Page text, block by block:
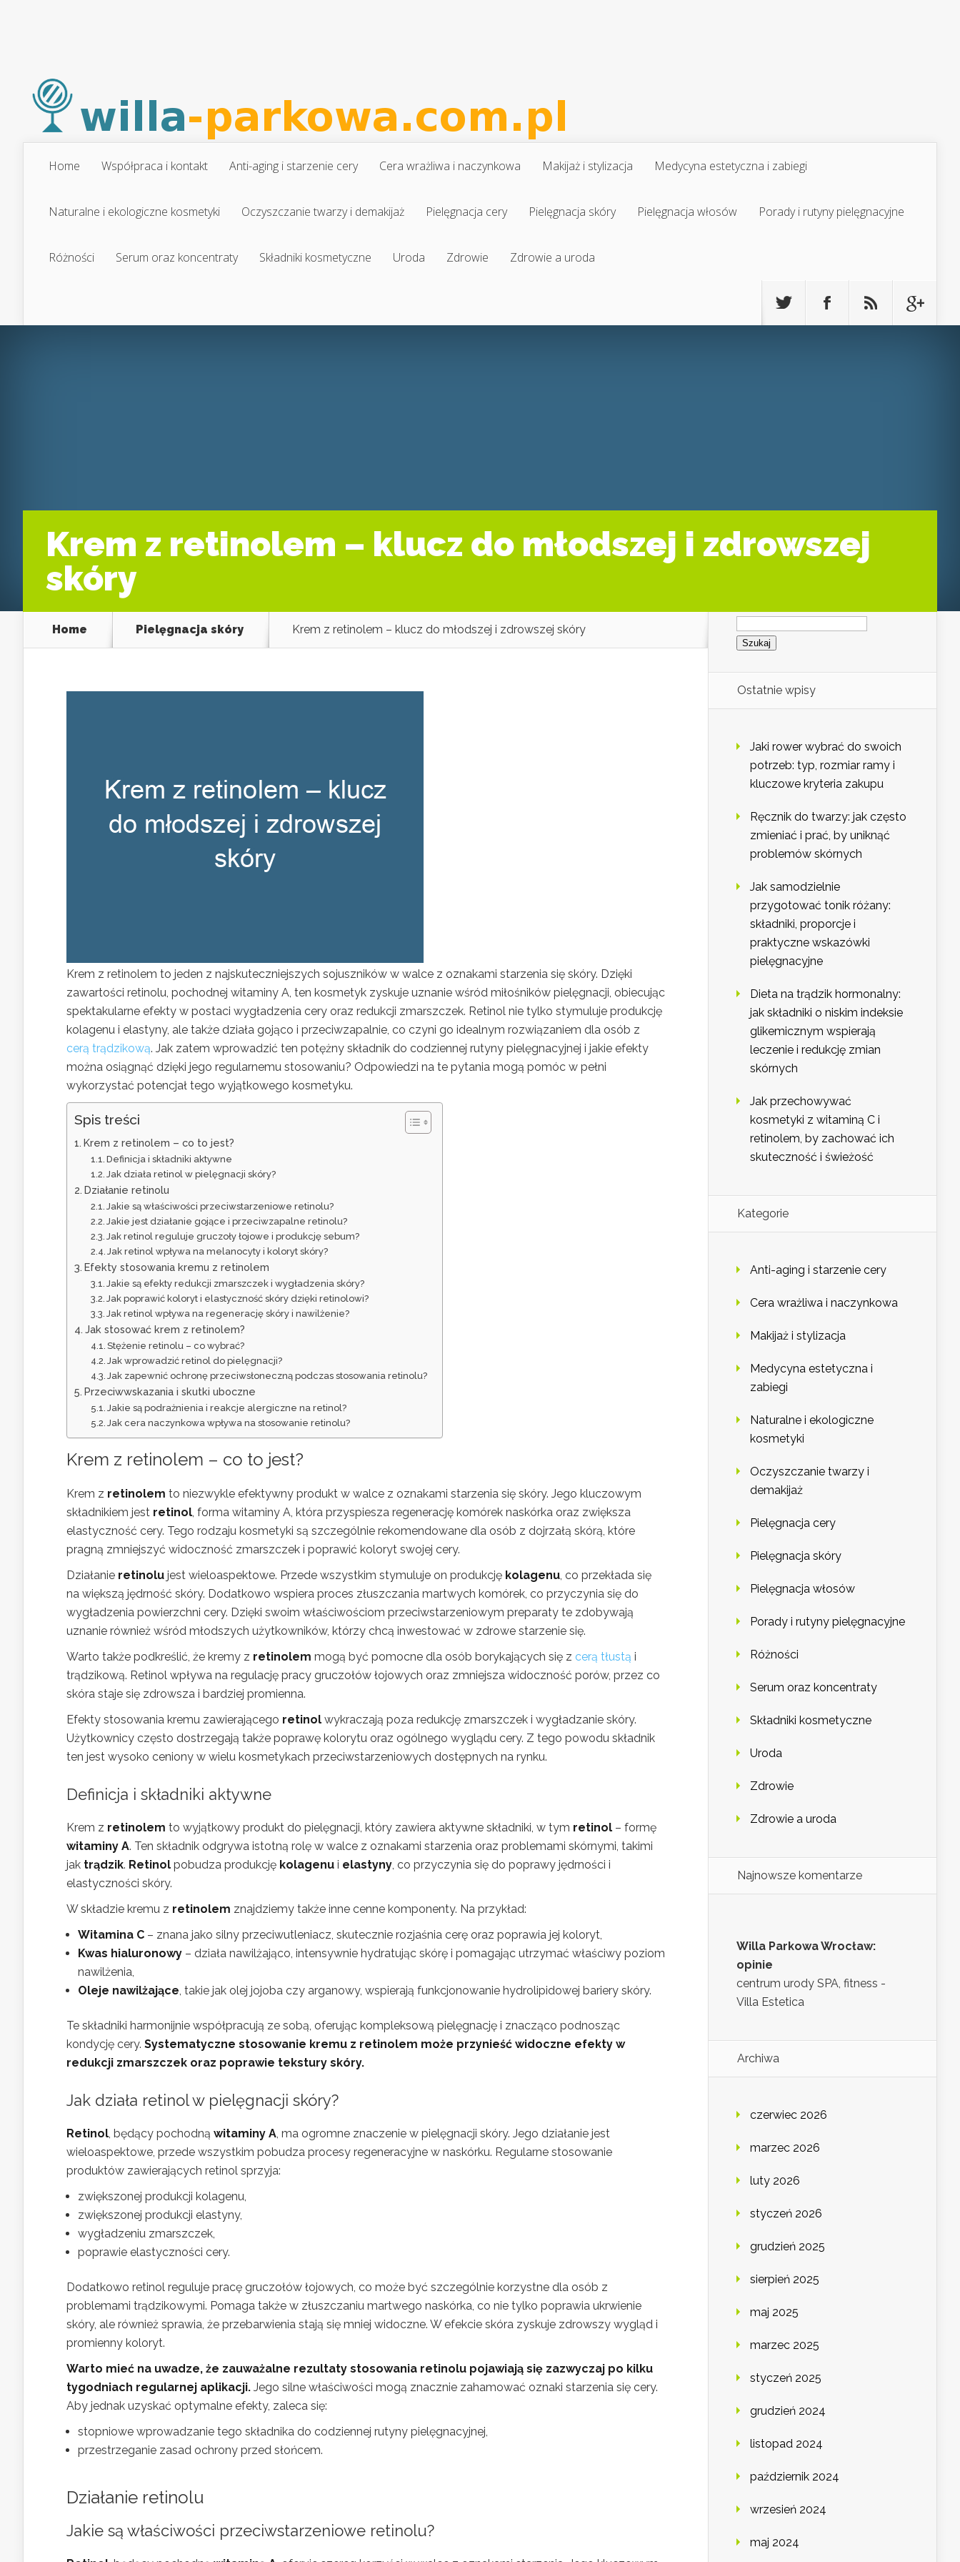
Home Współpraca i kontakt Anti-aging i starzenie cery Cera wrażliwa i naczynkowa Makijaż i stylizacja Medycyna estetyczna i zabiegi
Naturalne i ekologiczne kosmetyki Oczyszczanie twarzy i demakijaż Pielęgnacja cery Pielęgnacja skóry Pielęgnacja włosów Porady i rutyny pielęgnacyjne
Różności Serum oraz koncentraty Składniki kosmetyczne Uroda Zdrowie Zdrowie a uroda
Krem z retinolem – klucz do młodszej i zdrowszej
skóry
Home Pielęgnacja skóry Krem z retinolem – klucz do młodszej i zdrowszej skóry
Krem z retinolem to jeden z najskuteczniejszych sojuszników w walce z oznakami starzenia się skóry. Dzięki
zawartości retinolu, pochodnej witaminy A, ten kosmetyk zyskuje uznanie wśród miłośników pielęgnacji, obiecując
spektakularne efekty w postaci wygładzenia cery oraz redukcji zmarszczek. Retinol nie tylko stymuluje produkcję
kolagenu i elastyny, ale także działa gojąco i przeciwzapalnie, co czyni go idealnym rozwiązaniem dla osób z
cerą trądzikową. Jak zatem wprowadzić ten potężny składnik do codziennej rutyny pielęgnacyjnej i jakie efekty
można osiągnąć dzięki jego regularnemu stosowaniu? Odpowiedzi na te pytania mogą pomóc w pełni
wykorzystać potencjał tego wyjątkowego kosmetyku.
Spis treści
Krem z retinolem – co to jest?
Definicja i składniki aktywne
Jak działa retinol w pielęgnacji skóry?
Działanie retinolu
Jakie są właściwości przeciwstarzeniowe retinolu?
Jakie jest działanie gojące i przeciwzapalne retinolu?
Jak retinol reguluje gruczoły łojowe i produkcję sebum?
Jak retinol wpływa na melanocyty i koloryt skóry?
Efekty stosowania kremu z retinolem
Jakie są efekty redukcji zmarszczek i wygładzenia skóry?
Jak poprawić koloryt i elastyczność skóry dzięki retinolowi?
Jak retinol wpływa na regenerację skóry i nawilżenie?
Jak stosować krem z retinolem?
Stężenie retinolu – co wybrać?
Jak wprowadzić retinol do pielęgnacji?
Jak zapewnić ochronę przeciwsłoneczną podczas stosowania retinolu?
Przeciwwskazania i skutki uboczne
Jakie są podrażnienia i reakcje alergiczne na retinol?
Jak cera naczynkowa wpływa na stosowanie retinolu?
Krem z retinolem – co to jest?
Krem z retinolem to niezwykle efektywny produkt w walce z oznakami starzenia się skóry. Jego kluczowym
składnikiem jest retinol, forma witaminy A, która przyspiesza regenerację komórek naskórka oraz zwiększa
elastyczność cery. Tego rodzaju kosmetyki są szczególnie rekomendowane dla osób z dojrzałą skórą, które
pragną zmniejszyć widoczność zmarszczek i poprawić koloryt swojej cery.
Działanie retinolu jest wieloaspektowe. Przede wszystkim stymuluje on produkcję kolagenu, co przekłada się
na większą jędrność skóry. Dodatkowo wspiera proces złuszczania martwych komórek, co przyczynia się do
wygładzenia powierzchni cery. Dzięki swoim właściwościom przeciwstarzeniowym preparaty te zdobywają
uznanie również wśród młodszych użytkowników, którzy chcą inwestować w zdrowe starzenie się.
Warto także podkreślić, że kremy z retinolem mogą być pomocne dla osób borykających się z cerą tłustą i
trądzikową. Retinol wpływa na regulację pracy gruczołów łojowych oraz zmniejsza widoczność porów, przez co
skóra staje się zdrowsza i bardziej promienna.
Efekty stosowania kremu zawierającego retinol wykraczają poza redukcję zmarszczek i wygładzanie skóry.
Użytkownicy często dostrzegają także poprawę kolorytu oraz ogólnego wyglądu cery. Z tego powodu składnik
ten jest wysoko ceniony w wielu kosmetykach przeciwstarzeniowych dostępnych na rynku.
Definicja i składniki aktywne
Krem z retinolem to wyjątkowy produkt do pielęgnacji, który zawiera aktywne składniki, w tym retinol – formę
witaminy A. Ten składnik odgrywa istotną rolę w walce z oznakami starzenia oraz problemami skórnymi, takimi
jak trądzik. Retinol pobudza produkcję kolagenu i elastyny, co przyczynia się do poprawy jędrności i
elastyczności skóry.
W składzie kremu z retinolem znajdziemy także inne cenne komponenty. Na przykład:
Witamina C – znana jako silny przeciwutleniacz, skutecznie rozjaśnia cerę oraz poprawia jej koloryt,
Kwas hialuronowy – działa nawilżająco, intensywnie hydratując skórę i pomagając utrzymać właściwy poziom
nawilżenia,
Oleje nawilżające, takie jak olej jojoba czy arganowy, wspierają funkcjonowanie hydrolipidowej bariery skóry.
Te składniki harmonijnie współpracują ze sobą, oferując kompleksową pielęgnację i znacząco podnosząc
kondycję cery. Systematyczne stosowanie kremu z retinolem może przynieść widoczne efekty w
redukcji zmarszczek oraz poprawie tekstury skóry.
Jak działa retinol w pielęgnacji skóry?
Retinol, będący pochodną witaminy A, ma ogromne znaczenie w pielęgnacji skóry. Jego działanie jest
wieloaspektowe, przede wszystkim pobudza procesy regeneracyjne w naskórku. Regularne stosowanie
produktów zawierających retinol sprzyja:
zwiększonej produkcji kolagenu,
zwiększonej produkcji elastyny,
wygładzeniu zmarszczek,
poprawie elastyczności cery.
Dodatkowo retinol reguluje pracę gruczołów łojowych, co może być szczególnie korzystne dla osób z
problemami trądzikowymi. Pomaga także w złuszczaniu martwego naskórka, co nie tylko poprawia ukrwienie
skóry, ale również sprawia, że przebarwienia stają się mniej widoczne. W efekcie skóra zyskuje zdrowszy wygląd i
promienny koloryt.
Warto mieć na uwadze, że zauważalne rezultaty stosowania retinolu pojawiają się zazwyczaj po kilku
tygodniach regularnej aplikacji. Jego silne właściwości mogą znacznie zahamować oznaki starzenia się cery.
Aby jednak uzyskać optymalne efekty, zaleca się:
stopniowe wprowadzanie tego składnika do codziennej rutyny pielęgnacyjnej,
przestrzeganie zasad ochrony przed słońcem.
Działanie retinolu
Jakie są właściwości przeciwstarzeniowe retinolu?
Szukaj:
Ostatnie wpisy
Jaki rower wybrać do swoich
potrzeb: typ, rozmiar ramy i
kluczowe kryteria zakupu
Ręcznik do twarzy: jak często
zmieniać i prać, by uniknąć
problemów skórnych
Jak samodzielnie
przygotować tonik różany:
składniki, proporcje i
praktyczne wskazówki
pielęgnacyjne
Dieta na trądzik hormonalny:
jak składniki o niskim indeksie
glikemicznym wspierają
leczenie i redukcję zmian
skórnych
Jak przechowywać
kosmetyki z witaminą C i
retinolem, by zachować ich
skuteczność i świeżość
Kategorie
Anti-aging i starzenie cery
Cera wrażliwa i naczynkowa
Makijaż i stylizacja
Medycyna estetyczna i
zabiegi
Naturalne i ekologiczne
kosmetyki
Oczyszczanie twarzy i
demakijaż
Pielęgnacja cery
Pielęgnacja skóry
Pielęgnacja włosów
Porady i rutyny pielęgnacyjne
Różności
Serum oraz koncentraty
Składniki kosmetyczne
Uroda
Zdrowie
Zdrowie a uroda
Najnowsze komentarze
Willa Parkowa Wrocław:
opinie
centrum urody SPA, fitness -
Villa Estetica
Archiwa
czerwiec 2026
marzec 2026
luty 2026
styczeń 2026
grudzień 2025
sierpień 2025
maj 2025
marzec 2025
styczeń 2025
grudzień 2024
listopad 2024
październik 2024
wrzesień 2024
maj 2024